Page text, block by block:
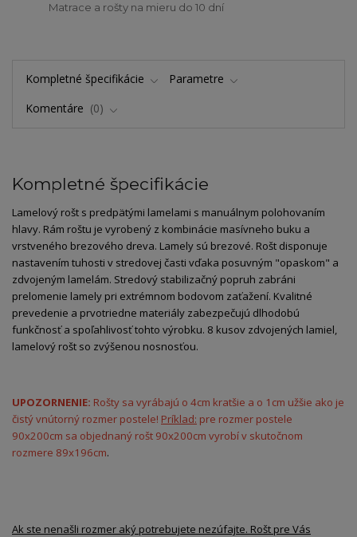
Matrace a rošty na mieru do 10 dní
Kompletné špecifikácie
Parametre
Komentáre
0
Kompletné špecifikácie
Lamelový rošt s predpätými lamelami s manuálnym polohovaním
hlavy. Rám roštu je vyrobený z kombinácie masívneho buku a
vrstveného brezového dreva. Lamely sú brezové. Rošt disponuje
nastavením tuhosti v stredovej časti vďaka posuvným "opaskom" a
zdvojeným lamelám. Stredový stabilizačný popruh zabráni
prelomenie lamely pri extrémnom bodovom zaťažení. Kvalitné
prevedenie a prvotriedne materiály zabezpečujú dlhodobú
funkčnosť a spoľahlivosť tohto výrobku. 8 kusov zdvojených lamiel,
lamelový rošt so zvýšenou nosnosťou.
UPOZORNENIE: Rošty sa vyrábajú o 4cm kratšie a o 1cm užšie ako je
čistý vnútorný rozmer postele! Príklad: pre rozmer postele
90x200cm sa objednaný rošt 90x200cm vyrobí v skutočnom
rozmere 89x196cm.
Ak ste nenašli rozmer aký potrebujete nezúfajte. Rošt pre Vás